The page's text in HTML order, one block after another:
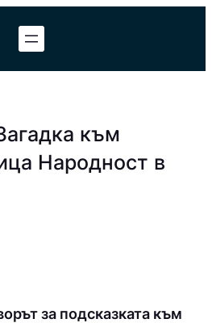
към
Народност в
за подсказката към